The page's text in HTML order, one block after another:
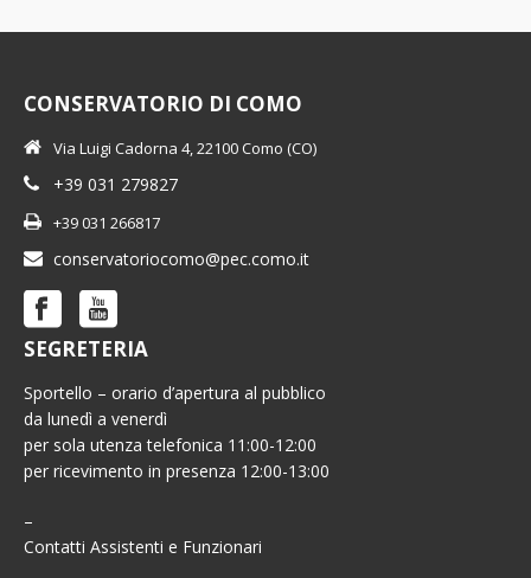
CONSERVATORIO DI COMO
Via Luigi Cadorna 4, 22100 Como (CO)
+39 031 279827
+39 031 266817
conservatoriocomo@pec.como.it
SEGRETERIA
Sportello – orario d’apertura al pubblico
da lunedì a venerdì
per sola utenza telefonica 11:00-12:00
per ricevimento in presenza 12:00-13:00
–
Contatti Assistenti e Funzionari